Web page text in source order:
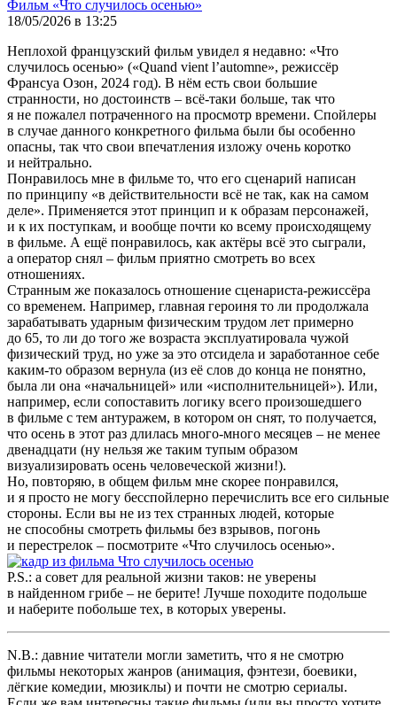
Фильм «Что случилось осенью»
18/05/2026 в 13:25
Неплохой французский фильм увидел я недавно: «Что
случилось осенью» («Quand vient l’automne», режиссёр
Франсуа Озон, 2024 год). В нём есть свои большие
странности, но достоинств – всё-таки больше, так что
я не пожалел потраченного на просмотр времени. Спойлеры
в случае данного конкретного фильма были бы особенно
опасны, так что свои впечатления изложу очень коротко
и нейтрально.
Понравилось мне в фильме то, что его сценарий написан
по принципу «в действительности всё не так, как на самом
деле». Применяется этот принцип и к образам персонажей,
и к их поступкам, и вообще почти ко всему происходящему
в фильме. А ещё понравилось, как актёры всё это сыграли,
а оператор снял – фильм приятно смотреть во всех
отношениях.
Странным же показалось отношение сценариста-режиссёра
со временем. Например, главная героиня то ли продолжала
зарабатывать ударным физическим трудом лет примерно
до 65, то ли до того же возраста эксплуатировала чужой
физический труд, но уже за это отсидела и заработанное себе
каким-то образом вернула (из её слов до конца не понятно,
была ли она «начальницей» или «исполнительницей»). Или,
например, если сопоставить логику всего произошедшего
в фильме с тем антуражем, в котором он снят, то получается,
что осень в этот раз длилась много-много месяцев – не менее
двенадцати (ну нельзя же таким тупым образом
визуализировать осень человеческой жизни!).
Но, повторяю, в общем фильм мне скорее понравился,
и я просто не могу бесспойлерно перечислить все его сильные
стороны. Если вы не из тех странных людей, которые
не способны смотреть фильмы без взрывов, погонь
и перестрелок – посмотрите «Что случилось осенью».
P.S.: а совет для реальной жизни таков: не уверены
в найденном грибе – не берите! Лучше походите подольше
и наберите побольше тех, в которых уверены.
N.B.: давние читатели могли заметить, что я не смотрю
фильмы некоторых жанров (анимация, фэнтези, боевики,
лёгкие комедии, мюзиклы) и почти не смотрю сериалы.